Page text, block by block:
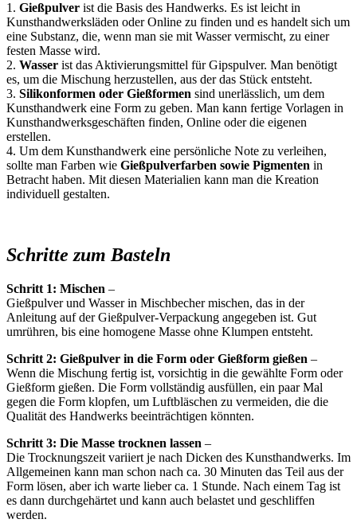
1. Gießpulver ist die Basis des Handwerks. Es ist leicht in
Kunsthandwerksläden oder Online zu finden und es handelt sich um
eine Substanz, die, wenn man sie mit Wasser vermischt, zu einer
festen Masse wird.
2. Wasser ist das Aktivierungsmittel für Gipspulver. Man benötigt
es, um die Mischung herzustellen, aus der das Stück entsteht.
3. Silikonformen oder Gießformen sind unerlässlich, um dem
Kunsthandwerk eine Form zu geben. Man kann fertige Vorlagen in
Kunsthandwerksgeschäften finden, Online oder die eigenen
erstellen.
4. Um dem Kunsthandwerk eine persönliche Note zu verleihen,
sollte man Farben wie Gießpulverfarben sowie Pigmenten in
Betracht haben. Mit diesen Materialien kann man die Kreation
individuell gestalten.
Schritte zum Basteln
Schritt 1: Mischen –
Gießpulver und Wasser in Mischbecher mischen, das in der
Anleitung auf der Gießpulver-Verpackung angegeben ist. Gut
umrühren, bis eine homogene Masse ohne Klumpen entsteht.
Schritt 2: Gießpulver in die Form oder Gießform gießen –
Wenn die Mischung fertig ist, vorsichtig in die gewählte Form oder
Gießform gießen. Die Form vollständig ausfüllen, ein paar Mal
gegen die Form klopfen, um Luftbläschen zu vermeiden, die die
Qualität des Handwerks beeinträchtigen könnten.
Schritt 3: Die Masse trocknen lassen –
Die Trocknungszeit variiert je nach Dicken des Kunsthandwerks. Im
Allgemeinen kann man schon nach ca. 30 Minuten das Teil aus der
Form lösen, aber ich warte lieber ca. 1 Stunde. Nach einem Tag ist
es dann durchgehärtet und kann auch belastet und geschliffen
werden.